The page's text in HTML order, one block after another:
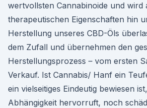
wertvollsten Cannabinoide und wird
therapeutischen Eigenschaften hin
Herstellung unseres CBD-Öls
dem Zufall und übernehmen den
Herstellungsprozess – vom ersten
Verkauf. Ist Cannabis/ Hanf ein
ein vielseitiges Eindeutig bewiesen
Abhängigkeit hervorruft, noch